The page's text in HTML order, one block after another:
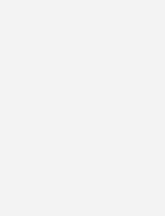
zur Festlegung
Ladepunkte“
soll neue Optionen für
Stromspeichern und
auf die nächste Stufe